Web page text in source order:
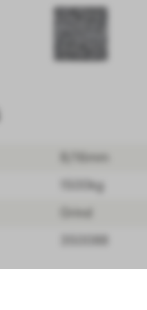
8/16mm
1500kg
Grind